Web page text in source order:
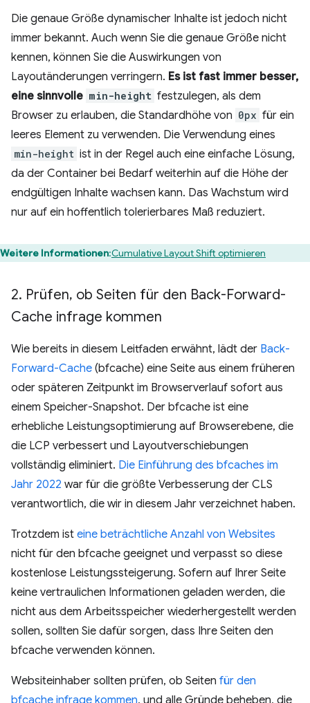
Die genaue Größe dynamischer Inhalte ist jedoch nicht
immer bekannt. Auch wenn Sie die genaue Größe nicht
kennen, können Sie die Auswirkungen von
Layoutänderungen verringern. Es ist fast immer besser,
eine sinnvolle min-height festzulegen, als dem
Browser zu erlauben, die Standardhöhe von 0px für ein
leeres Element zu verwenden. Die Verwendung eines
min-height ist in der Regel auch eine einfache Lösung,
da der Container bei Bedarf weiterhin auf die Höhe der
endgültigen Inhalte wachsen kann. Das Wachstum wird
nur auf ein hoffentlich tolerierbares Maß reduziert.
Weitere Informationen:Cumulative Layout Shift optimieren
2. Prüfen, ob Seiten für den Back-Forward-
Cache infrage kommen
Wie bereits in diesem Leitfaden erwähnt, lädt der Back-
Forward-Cache (bfcache) eine Seite aus einem früheren
oder späteren Zeitpunkt im Browserverlauf sofort aus
einem Speicher-Snapshot. Der bfcache ist eine
erhebliche Leistungsoptimierung auf Browserebene, die
die LCP verbessert und Layoutverschiebungen
vollständig eliminiert. Die Einführung des bfcaches im
Jahr 2022 war für die größte Verbesserung der CLS
verantwortlich, die wir in diesem Jahr verzeichnet haben.
Trotzdem ist eine beträchtliche Anzahl von Websites
nicht für den bfcache geeignet und verpasst so diese
kostenlose Leistungssteigerung. Sofern auf Ihrer Seite
keine vertraulichen Informationen geladen werden, die
nicht aus dem Arbeitsspeicher wiederhergestellt werden
sollen, sollten Sie dafür sorgen, dass Ihre Seiten den
bfcache verwenden können.
Websiteinhaber sollten prüfen, ob Seiten für den
bfcache infrage kommen, und alle Gründe beheben, die